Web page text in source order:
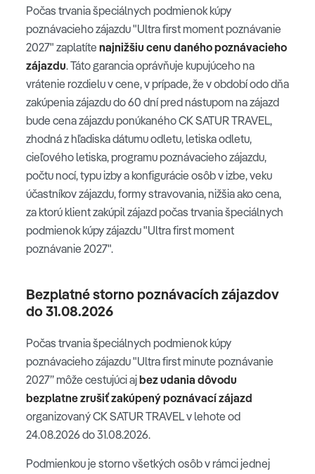
Počas trvania špeciálnych podmienok kúpy
poznávacieho zájazdu "Ultra first moment poznávanie
2027" zaplatíte najnižšiu cenu daného poznávacieho
zájazdu. Táto garancia oprávňuje kupujúceho na
vrátenie rozdielu v cene, v prípade, že v období odo dňa
zakúpenia zájazdu do 60 dní pred nástupom na zájazd
bude cena zájazdu ponúkaného CK SATUR TRAVEL,
zhodná z hľadiska dátumu odletu, letiska odletu,
cieľového letiska, programu poznávacieho zájazdu,
počtu nocí, typu izby a konfigurácie osôb v izbe, veku
účastníkov zájazdu, formy stravovania, nižšia ako cena,
za ktorú klient zakúpil zájazd počas trvania špeciálnych
podmienok kúpy zájazdu "Ultra first moment
poznávanie 2027".
Bezplatné storno poznávacích zájazdov
do 31.08.2026
Počas trvania špeciálnych podmienok kúpy
poznávacieho zájazdu "Ultra first minute poznávanie
2027” môže cestujúci ajbez udania dôvodu
bezplatne zrušiť zakúpený poznávací zájazd
organizovaný CK SATUR TRAVEL v lehote od
24.08.2026 do 31.08.2026.
Podmienkou je storno všetkých osôb v rámci jednej